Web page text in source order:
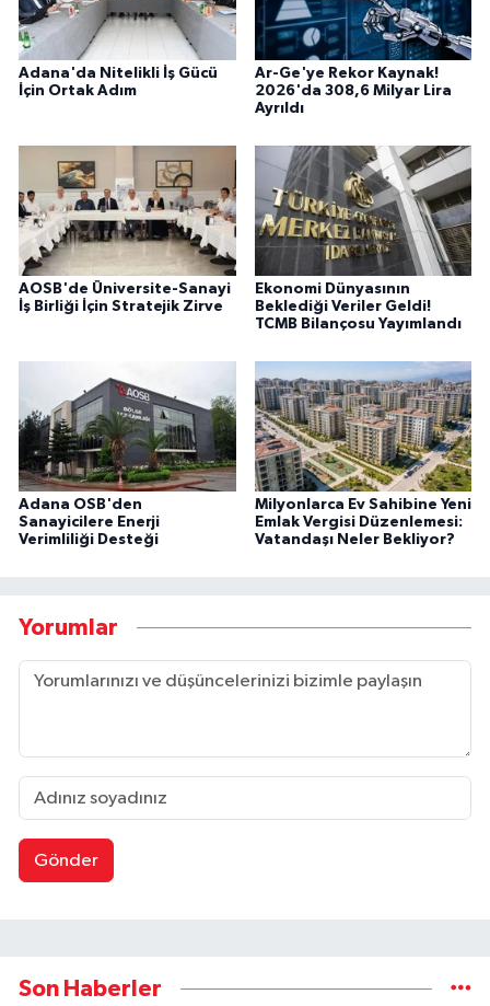
Adana'da Nitelikli İş Gücü
İçin Ortak Adım
Ar-Ge'ye Rekor Kaynak!
2026'da 308,6 Milyar Lira
Ayrıldı
AOSB'de Üniversite-Sanayi
İş Birliği İçin Stratejik Zirve
Ekonomi Dünyasının
Beklediği Veriler Geldi!
TCMB Bilançosu Yayımlandı
Adana OSB'den
Sanayicilere Enerji
Verimliliği Desteği
Milyonlarca Ev Sahibine Yeni
Emlak Vergisi Düzenlemesi:
Vatandaşı Neler Bekliyor?
Yorumlar
Gönder
Son Haberler